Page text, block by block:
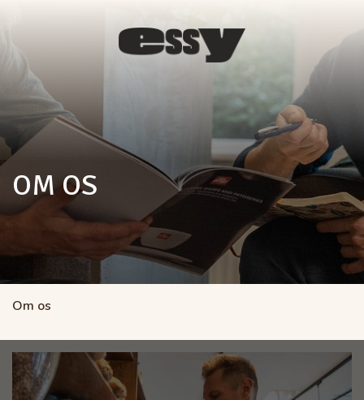
OM OS
Om os